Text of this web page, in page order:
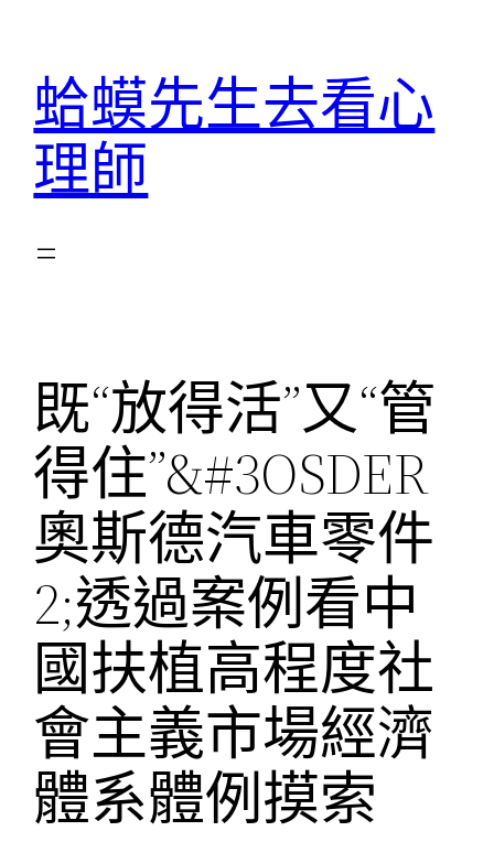
蛤蟆先生去看心
理師
既“放得活”又“管
得住”&#3OSDER
奧斯德汽車零件
2;透過案例看中
國扶植高程度社
會主義市場經濟
體系體例摸索